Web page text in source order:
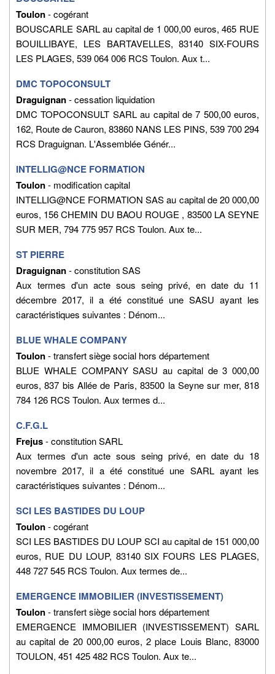
Toulon- cogérant
BOUSCARLE SARL au capital de 1 000,00 euros, 465 RUE
BOUILLIBAYE, LES BARTAVELLES, 83140 SIX-FOURS
LES PLAGES, 539 064 006 RCS Toulon. Aux t...
DMC TOPOCONSULT
Draguignan- cessation liquidation
DMC TOPOCONSULT SARL au capital de 7 500,00 euros,
162, Route de Cauron, 83860 NANS LES PINS, 539 700 294
RCS Draguignan. L'Assemblée Génér...
INTELLIG@NCE FORMATION
Toulon- modification capital
INTELLIG@NCE FORMATION SAS au capital de 20 000,00
euros, 156 CHEMIN DU BAOU ROUGE , 83500 LA SEYNE
SUR MER, 794 775 957 RCS Toulon. Aux te...
ST PIERRE
Draguignan- constitution SAS
Aux termes d'un acte sous seing privé, en date du 11
décembre 2017, il a été constitué une SASU ayant les
caractéristiques suivantes : Dénom...
BLUE WHALE COMPANY
Toulon- transfert siège social hors département
BLUE WHALE COMPANY SASU au capital de 3 000,00
euros, 837 bis Allée de Paris, 83500 la Seyne sur mer, 818
784 126 RCS Toulon. Aux termes d...
C.F.G.L
Frejus- constitution SARL
Aux termes d'un acte sous seing privé, en date du 18
novembre 2017, il a été constitué une SARL ayant les
caractéristiques suivantes : Dénom...
SCI LES BASTIDES DU LOUP
Toulon- cogérant
SCI LES BASTIDES DU LOUP SCI au capital de 151 000,00
euros, RUE DU LOUP, 83140 SIX FOURS LES PLAGES,
448 727 545 RCS Toulon. Aux termes de...
EMERGENCE IMMOBILIER (INVESTISSEMENT)
Toulon- transfert siège social hors département
EMERGENCE IMMOBILIER (INVESTISSEMENT) SARL
au capital de 20 000,00 euros, 2 place Louis Blanc, 83000
TOULON, 451 425 482 RCS Toulon. Aux te...